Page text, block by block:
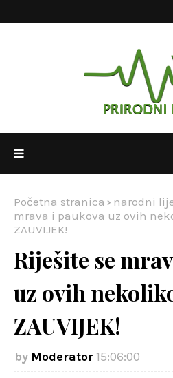
Početna stranica narodni
mrava i paukova uz ovih
ZAUVIJEK!
Riješite se
uz ovih
ZAUVIJEK!
Moderator 15:06:00